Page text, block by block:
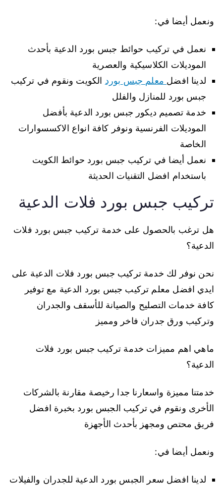
ونعمل أيضا في:
نعمل في تركيب حوائط جبس بورد الدعية بأحدث
الموديلات الكلاسيكية والعصرية
لدينا افضل معلم جبس بورد الكويت ونقوم في تركيب
جبس بورد للمنازل والفلل
خدمة تصميم ديكور جبس بورد الدعية بأفضل
الموديلات الفرنسية ونوفر كافة انواع الاكسسوارات
الخاصة
نعمل أيضا في تركيب جبس بورد حوائط الكويت
باستخدام افضل التقنيات الحديثة
تركيب جبس بورد فلات الدعية
هل ترغب بالحصول على خدمة تركيب جبس بورد فلات
الدعية؟
نحن نوفر لك خدمة تركيب جبس بورد فلات الدعية على
ايدي افضل معلم تركيب جبس بورد الدعية مع توفير
كافة خدمات التصليح والصيانة للأسقف والجدران
وتركيب ورق جدران فاخر ومميز
ماهي اهم مميزات خدمة تركيب جبس بورد فلات
الدعية؟
خدمتنا مميزة واسعارنا جدا رخيصة مقارنة بالشركات
الأخرى ونقوم في تركيب الجبس بورد بخبرة افضل
فريق محتص ومجهز بأحدث الأجهزة
ونعمل أيضا في:
لدينا افضل سعر الجبس بورد الدعية للجدران والفيلات